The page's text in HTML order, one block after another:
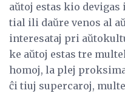
aŭtoj estas kio
tial ili daŭre venos al
interesataj pri
ke aŭtoj estas tre
homoj, la plej
ĉi tiuj supercaroj,